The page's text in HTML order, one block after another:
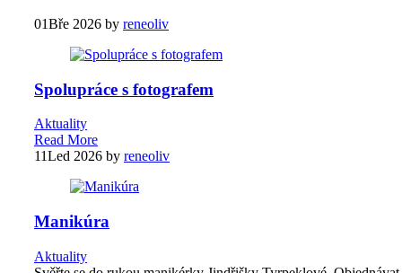
01Bře 2026 by reneoliv
Spolupráce s fotografem
Aktuality
Read More
11Led 2026 by reneoliv
Manikúra
Aktuality